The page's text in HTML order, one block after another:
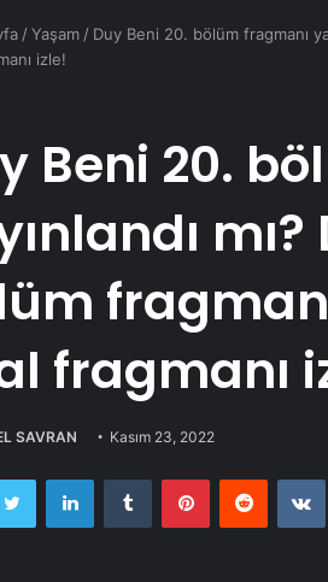
/Yaşam / Duy Beni 20. bölüm fragmanı
izle!
Beni 20.
fragmanı
SAVRAN Kasım 23, 2022
Twitter LinkedInTumblr PinterestReddit